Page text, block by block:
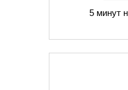
5 минут